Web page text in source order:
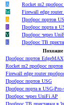
A
Rocket m2 проброс
W
Firewall edge router
A
Проброс портов
R
Проброс порта в
V
Проброс через
K
Проброс ТВ
Проброс портов EdgeMAX
Rocket m2 проброс портов
Firewall edge router
Проброс портов USG
Проброс порта в USG-Pro-
Проброс через UniFi AP
Проброс ТВ приставки в